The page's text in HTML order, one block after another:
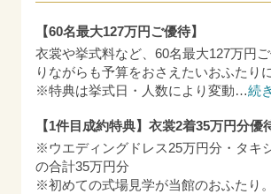
【60名最大127万円ご優待】
衣裳や挙式料など、60名最大127万円
りながらも予算をおさえたいおふたり
※特典は挙式日・人数により変動…続
【1件目成約特典】衣裳2着35万円分優
※ウエディングドレス25万円分・タキ
の合計35万円分
※初めての式場見学が当館のおふたり。